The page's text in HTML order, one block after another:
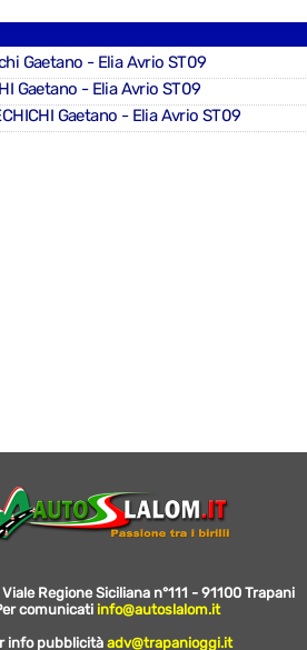
Gaetano - Elia Avrio ST09
Gaetano - Elia Avrio ST09
Gaetano - Elia Avrio ST09
Regione Siciliana n°111 - 91100 Trapani
comunicati info@autoslalom.it
info pubblicitàadv@trapanioggi.it